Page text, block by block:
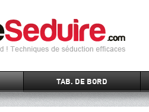
TAB. DE BORD